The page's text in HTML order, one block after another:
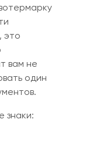
ермарку
, это
вам не
один
знаки: